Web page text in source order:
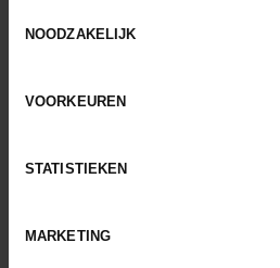
NOODZAKELIJK
VOORKEUREN
STATISTIEKEN
MARKETING
Dit zijn bijvoorbeeld de
schokken te dempen. Al
betrokken bij een
Bijvoorbeeld na een
aan de
knie zijn er meerdere